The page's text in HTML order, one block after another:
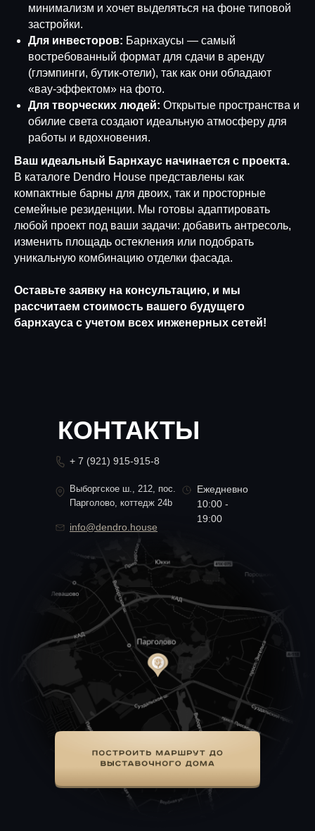
минимализм и хочет выделяться на фоне типовой
застройки.
Для инвесторов: Барнхаусы — самый
востребованный формат для сдачи в аренду
(глэмпинги, бутик-отели), так как они обладают
«вау-эффектом» на фото.
Для творческих людей: Открытые пространства и
обилие света создают идеальную атмосферу для
работы и вдохновения.
Ваш идеальный Барнхаус начинается с проекта.
В каталоге Dendro House представлены как
компактные барны для двоих, так и просторные
семейные резиденции. Мы готовы адаптировать
любой проект под ваши задачи: добавить антресоль,
изменить площадь остекления или подобрать
уникальную комбинацию отделки фасада.
Оставьте заявку на консультацию, и мы
рассчитаем стоимость вашего будущего
барнхауса с учетом всех инженерных сетей!
КОНТАКТЫ
+ 7 (921) 915-915-8
Выборгское ш., 212, пос.
Парголово, коттедж 24b
info@dendro.house
Ежедневно
10:00 -
19:00